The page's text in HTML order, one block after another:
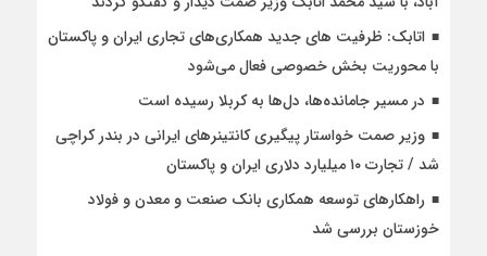
اتابک: ظرفیت های جدید همکاری‌های تجاری ایران و پاکستان
با محوریت بخش خصوصی فعال می‌شود
در مسیر جا‌مانده‌ها، دل‌ها به کربلا رسیده است
وزیر صمت خواستار پیگیری کانتینرهای ایرانی در بندر کراچی
شد / تجارت ۱۰ میلیارد دلاری ایران و پاکستان
راهکارهای توسعه همکاری بانک صنعت و معدن و فولاد
خوزستان بررسی شد